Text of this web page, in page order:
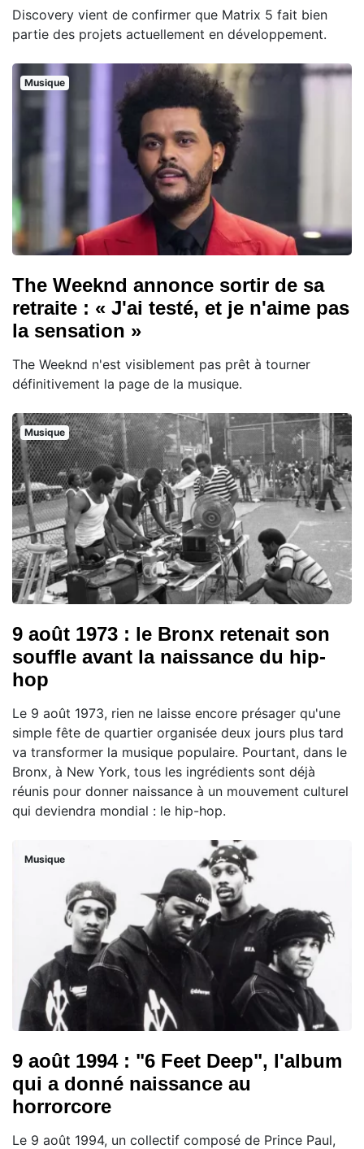
Discovery vient de confirmer que Matrix 5 fait bien
partie des projets actuellement en développement.
Musique
The Weeknd annonce sortir de sa
retraite : « J'ai testé, et je n'aime pas
la sensation »
The Weeknd n'est visiblement pas prêt à tourner
définitivement la page de la musique.
Musique
9 août 1973 : le Bronx retenait son
souffle avant la naissance du hip-
hop
Le 9 août 1973, rien ne laisse encore présager qu'une
simple fête de quartier organisée deux jours plus tard
va transformer la musique populaire. Pourtant, dans le
Bronx, à New York, tous les ingrédients sont déjà
réunis pour donner naissance à un mouvement culturel
qui deviendra mondial : le hip-hop.
Musique
9 août 1994 : "6 Feet Deep", l'album
qui a donné naissance au
horrorcore
Le 9 août 1994, un collectif composé de Prince Paul,